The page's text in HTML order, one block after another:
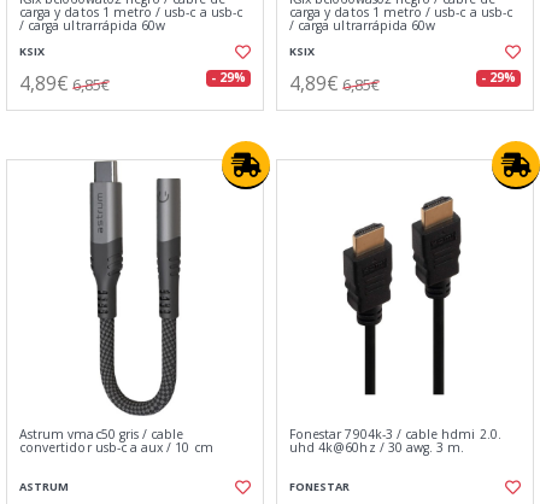
carga y datos 1 metro / usb-c a usb-c
/ carga ultrarrápida 60w
KSIX
4,89€ 6,85€ - 29%
carga y datos 1 metro / usb-c a usb-c
/ carga ultrarrápida 60w
KSIX
4,89€ 6,85€ - 29%
Astrum vmac50 gris / cable
convertidor usb-c a aux / 10 cm
ASTRUM
Fonestar 7904k-3 / cable hdmi 2.0.
uhd 4k@60hz / 30 awg. 3 m.
FONESTAR